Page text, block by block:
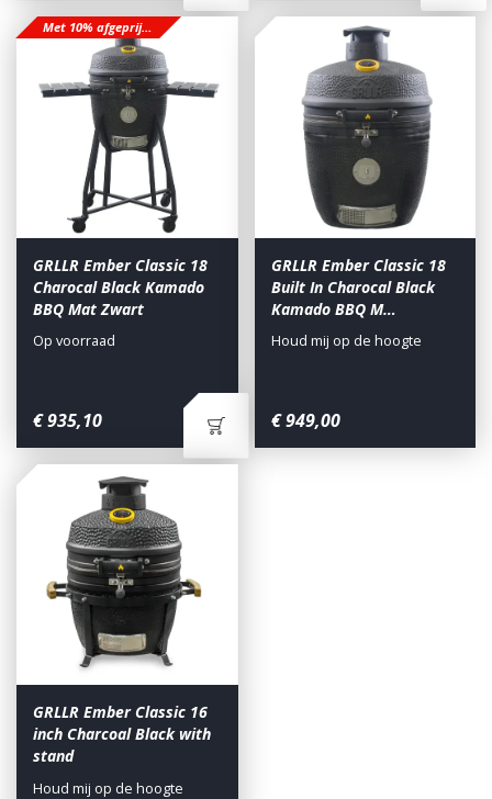
Met 10% afgeprijsd
GRLLR Ember Classic 18
Charocal Black Kamado
BBQ Mat Zwart
€935,10
Op voorraad
GRLLR Ember Classic 18
Built In Charocal Black
Kamado BBQ M…
€ 949,00
Houd mij op de hoogte
GRLLR Ember Classic 16
inch Charcoal Black with
stand
Houd mij op de hoogte